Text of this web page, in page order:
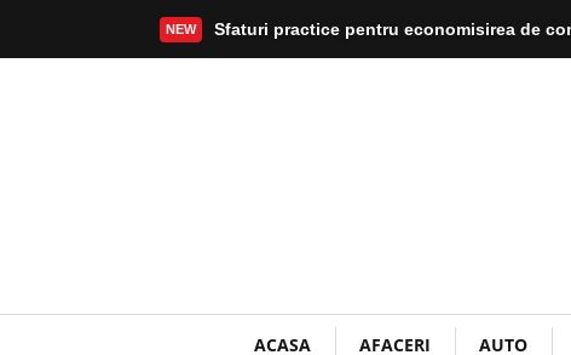
NEW Sfaturi practice pentru economisirea de
Mai mult
ACASA AFACERI AUTO